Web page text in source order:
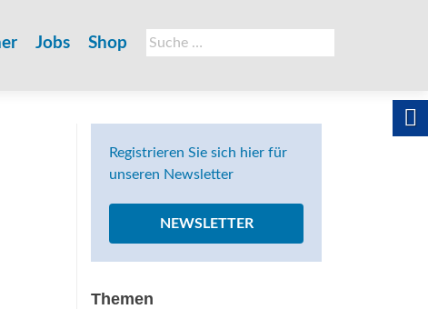
Suche
nach:
Jobs Shop
Registrieren Sie sich hier für
unseren Newsletter
NEWSLETTER
Themen